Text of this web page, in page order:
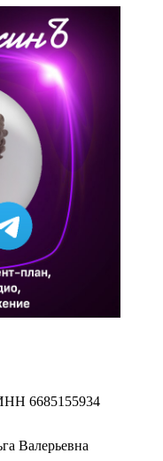
6685155934
Валерьевна